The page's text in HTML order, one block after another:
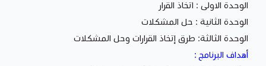
الوحدة الاولى : اتخاذ القرار
الوحدة الثانية : حل المشكلات
الوحدة الثالثة: طرق إتخاذ القرارات وحل المشكلات
أهداف البرنامج :